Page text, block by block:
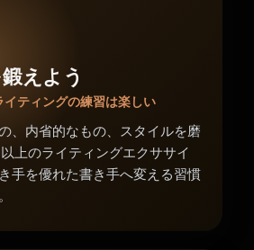
えよう
イティングの練習は楽しい
、内省的なもの、スタイルを磨
上のライティングエクササイ
手を優れた書き手へ変える習慣